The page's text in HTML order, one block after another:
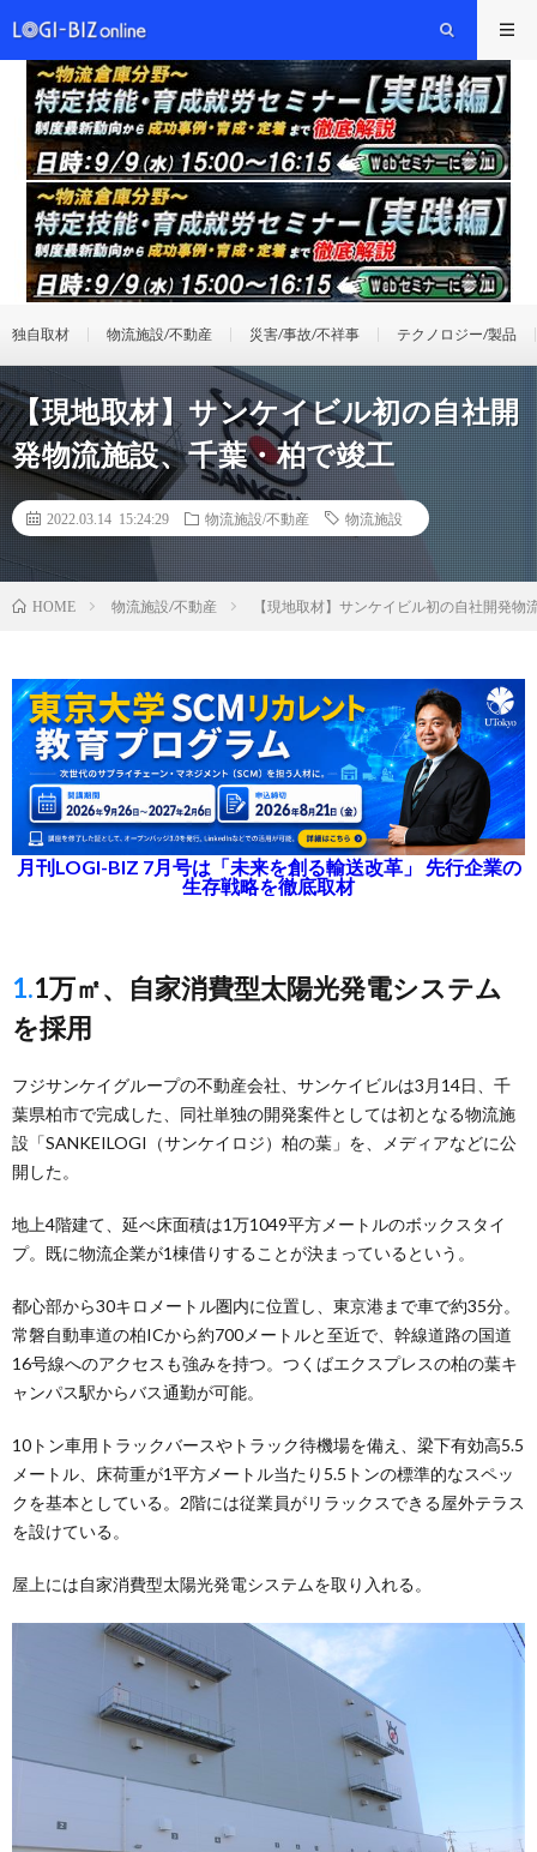
独自取材 物流施設/不動産 災害/事故/不祥事 テクノロジー/製品
【現地取材】サンケイビル初の自社開
発物流施設、千葉・柏で竣工
2022.03.14 15:24:29 物流施設/不動産 物流施設
HOME 物流施設/不動産 【現地取材】サンケイビル初の自社開発物
月刊LOGI-BIZ 7月号は「未来を創る輸送改革」 先行企業の
生存戦略を徹底取材
1.1万㎡、自家消費型太陽光発電システム
を採用
フジサンケイグループの不動産会社、サンケイビルは3月14日、千
葉県柏市で完成した、同社単独の開発案件としては初となる物流施
設「SANKEILOGI（サンケイロジ）柏の葉」を、メディアなどに公
開した。
地上4階建て、延べ床面積は1万1049平方メートルのボックスタイ
プ。既に物流企業が1棟借りすることが決まっているという。
都心部から30キロメートル圏内に位置し、東京港まで車で約35分。
常磐自動車道の柏ICから約700メートルと至近で、幹線道路の国道
16号線へのアクセスも強みを持つ。つくばエクスプレスの柏の葉キ
ャンパス駅からバス通勤が可能。
10トン車用トラックバースやトラック待機場を備え、梁下有効高5.5
メートル、床荷重が1平方メートル当たり5.5トンの標準的なスペッ
クを基本としている。2階には従業員がリラックスできる屋外テラス
を設けている。
屋上には自家消費型太陽光発電システムを取り入れる。